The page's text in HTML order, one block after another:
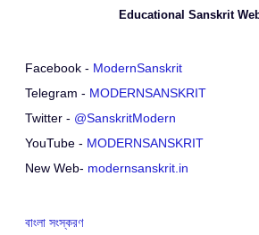
Educational Sanskrit
Facebook - ModernSanskrit
Telegram - MODERNSANSKRIT
Twitter - @SanskritModern
YouTube - MODERNSANSKRIT
New Web- modernsanskrit.in
বাংলা সংস্করণ